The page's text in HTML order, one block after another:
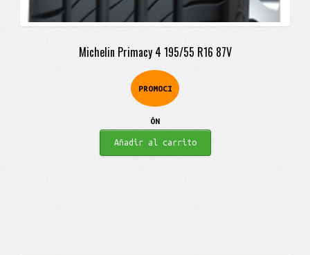
Michelin Primacy 4 195/55 R16 87V
PROMOCI
ÓN
Añadir al carrito